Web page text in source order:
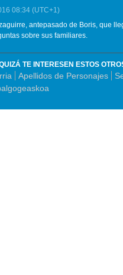
08:34 (UTC+1)
antepasado de Boris, que
sobre sus familiares.
TE INTERESEN ESTOS
Apellidos de Personajes